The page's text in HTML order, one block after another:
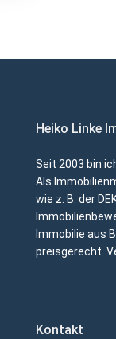
Heiko Linke
Seit 2003 bin
Als
wie z. B. der
Immobilie aus
preisgerecht.
Kontakt